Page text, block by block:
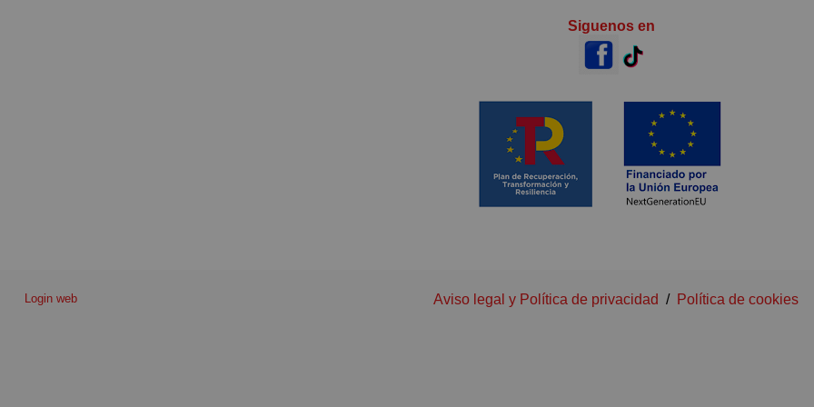
Siguenos en
Login web Aviso legal y Política de privacidad / Política de cookies